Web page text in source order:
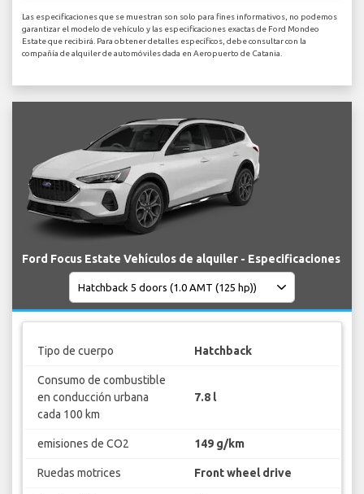
Las especificaciones que se muestran son solo para fines informativos, no podemos
garantizar el modelo de vehículo y las especificaciones exactas de Ford Mondeo
Estate que recibirá. Para obtener detalles específicos, debe consultar con la
compañía de alquiler de automóviles dada en Aeropuerto de Catania.
Ford Focus Estate Vehículos de alquiler - Especificaciones
Tipo de cuerpo Hatchback
Consumo de combustible
en conducción urbana
cada 100 km
7.8 l
emisiones de CO2 149 g/km
Ruedas motrices Front wheel drive